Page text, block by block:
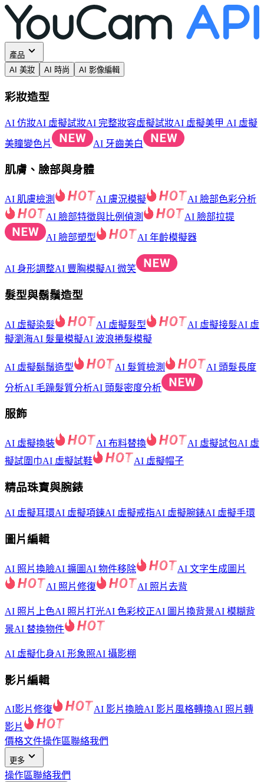
產品
AI 美妝
AI 時尚 AI 影像編輯
彩妝造型
AI 仿妝AI 虛擬試妝AI 完整妝容虛擬試妝AI 虛擬美甲 AI 虛擬
美瞳變色片 AI 牙齒美白
肌膚、臉部與身體
AI 肌膚檢測 AI 膚況模擬
AI 臉部色彩分析
AI 臉部特徵與比例偵測
AI 臉部拉提
AI 臉部塑型 AI 年齡模擬器
AI 身形調整AI 豐胸模擬AI 微笑
髮型與鬍鬚造型
AI 虛擬染髮 AI 虛擬髮型 AI 虛擬接髮AI 虛
擬瀏海AI 髮量模擬AI 波浪捲髮模擬
AI 虛擬鬍鬚造型 AI 髮質檢測 AI 頭髮長度
分析AI 毛躁髮質分析AI 頭髮密度分析
服飾
AI 虛擬換裝 AI 布料替換 AI 虛擬試包AI 虛
擬試圍巾AI 虛擬試鞋 AI 虛擬帽子
精品珠寶與腕錶
AI 虛擬耳環AI 虛擬項鍊AI 虛擬戒指AI 虛擬腕錶AI 虛擬手環
圖片編輯
AI 照片換臉AI 擴圖 AI 物件移除
AI 文字生成圖片
AI 照片修復
AI 照片去背
AI 照片上色AI 照片打光AI 色彩校正AI 圖片換背景AI 模糊背
景AI 替換物件
AI 虛擬化身AI 形象照AI 攝影棚
影片編輯
AI影片修復 AI 影片換臉AI 影片風格轉換AI 照片轉
影片
價格文件操作區聯絡我們
更多
操作區聯絡我們